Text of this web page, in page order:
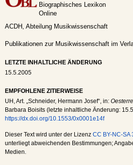
Biographisches Lexikon
Online
ACDH, Abteilung Musikwissenschaft
Publikationen zur Musikwissenschaft im
LETZTE INHALTLICHE ÄNDERUNG
15.5.2005
EMPFOHLENE ZITIERWEISE
UH , Art. „Schneider, Hermann Josef“, in:
Barbara Boisits (letzte inhaltliche Änderung:
https://dx.doi.org/10.1553/0x0001e14f
Dieser Text wird unter der Lizenz CC BY-NC-SA
unterliegt abweichenden Bestimmungen;
Medien.